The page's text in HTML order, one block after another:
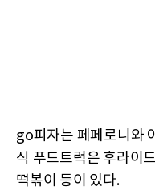
go피자는 페페로니와
식 푸드트럭은 후라이
떡볶이 등이 있다.